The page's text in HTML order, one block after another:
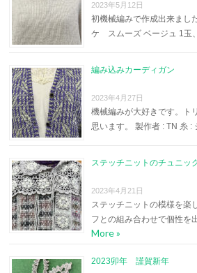
2023年5月12日
初機械編みで作成出来まし
ケ スムーズ ベージュ 1玉
編み込みカーディガン
2023年4月27日
機械編みが大好きです。ト
思います。 製作者 : TN 糸 :
ステッチニットのチュニッ
2023年4月21日
ステッチニットの模様を楽
フとの組み合わせで個性を
More »
2023卯年 謹賀新年